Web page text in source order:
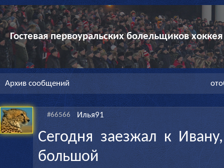
Гостевая первоуральских болельщиков
Архив сообщений
#66566 Илья91
Сегодня заезжал к
большой